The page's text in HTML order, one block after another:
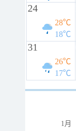
24
28℃
18℃
31
26℃
17℃
1月